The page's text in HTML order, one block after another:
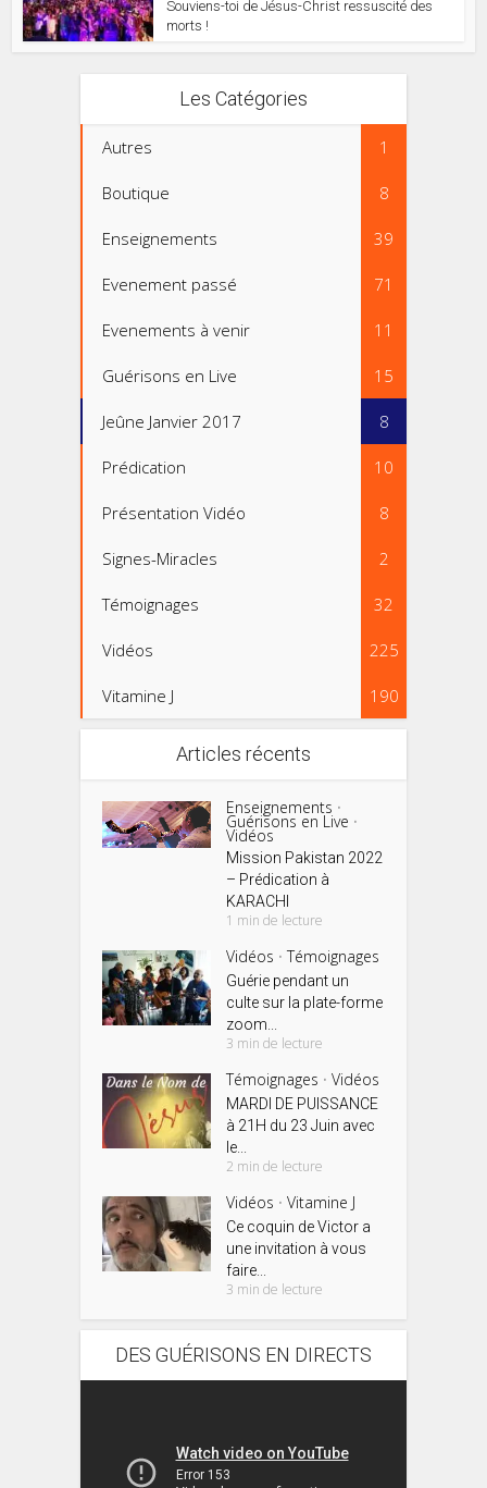
Souviens-toi de Jésus-Christ ressuscité des
morts !
Les Catégories
Autres 1
Boutique 8
Enseignements 39
Evenement passé 71
Evenements à venir 11
Guérisons en Live 15
Jeûne Janvier 2017 8
Prédication 10
Présentation Vidéo 8
Signes-Miracles 2
Témoignages 32
Vidéos 225
Vitamine J 190
Articles récents
Enseignements •
Guérisons en Live •
Vidéos
Mission Pakistan 2022
– Prédication à
KARACHI
1 min de lecture
Vidéos • Témoignages
Guérie pendant un
culte sur la plate-forme
zoom...
3 min de lecture
Témoignages • Vidéos
MARDI DE PUISSANCE
à 21H du 23 Juin avec
le...
2 min de lecture
Vidéos • Vitamine J
Ce coquin de Victor a
une invitation à vous
faire...
3 min de lecture
DES GUÉRISONS EN DIRECTS